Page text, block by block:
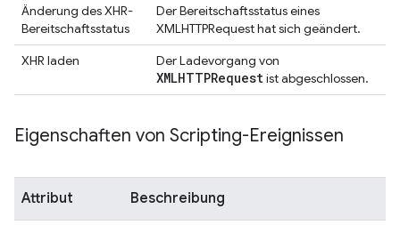
Änderung des XHR-
Bereitschaftsstatus
Der Bereitschaftsstatus eines
XMLHTTPRequest hat sich geändert.
XHR laden
Der Ladevorgang von
XMLHTTPRequestist abgeschlossen.
Eigenschaften von Scripting-Ereignissen
Attribut Beschreibung